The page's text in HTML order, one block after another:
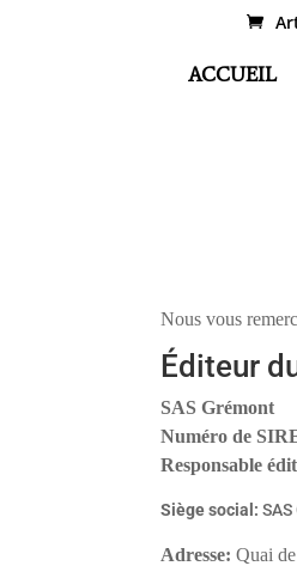
ACCUEIL
Nous vous
Éditeur
SAS Grémont
Numéro de
Responsable
Siège social:
Adresse: Quai